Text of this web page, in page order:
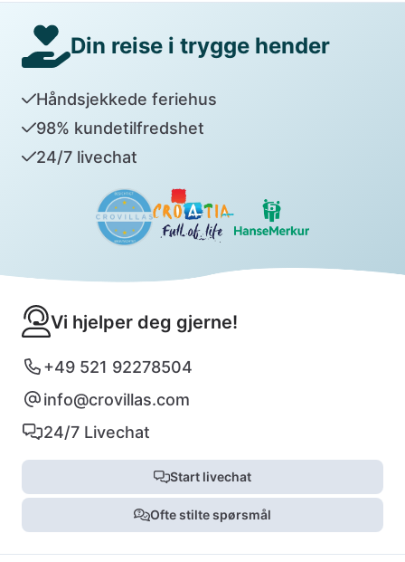
Din reise i trygge hender
Håndsjekkede feriehus
98% kundetilfredshet
24/7 livechat
Vi hjelper deg gjerne!
+49 521 92278504
info@crovillas.com
24/7 Livechat
Start livechat
Ofte stilte spørsmål